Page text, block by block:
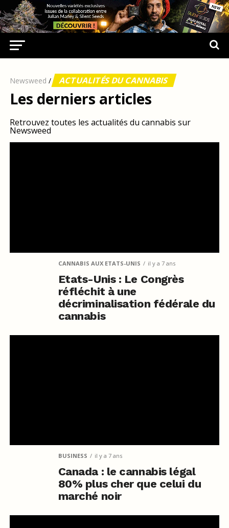
Newsweed / ACTUALITÉS DU CANNABIS
Les derniers articles
Retrouvez toutes les actualités du cannabis sur
Newsweed
CANNABIS AUX ETATS-UNIS il y a 7 ans
Etats-Unis : Le Congrès
réfléchit à une
décriminalisation fédérale du
cannabis
BUSINESS il y a 7 ans
Canada : le cannabis légal
80% plus cher que celui du
marché noir